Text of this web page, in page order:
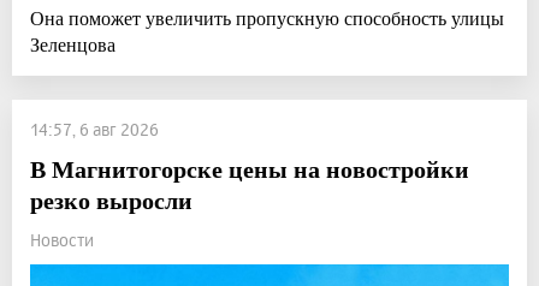
Она поможет увеличить пропускную способность улицы
Зеленцова
14:57, 6 авг 2026
В Магнитогорске цены на новостройки
резко выросли
Новости